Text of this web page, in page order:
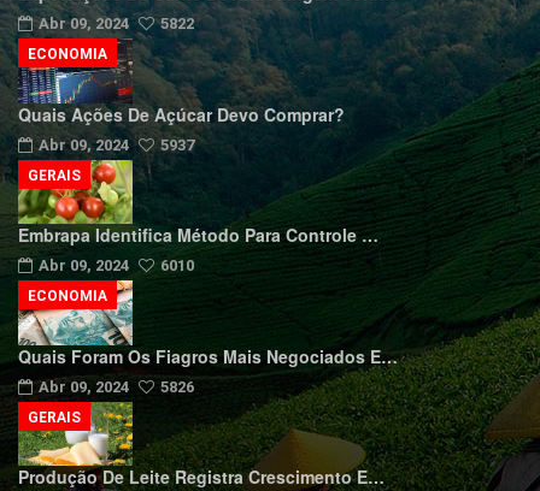
Abr 09, 2024 5822
Quais Ações De Açúcar Devo Comprar?
Abr 09, 2024 5937
ECONOMIA
Embrapa Identifica Método Para Controle …
Abr 09, 2024 6010
GERAIS
Quais Foram Os Fiagros Mais Negociados E…
Abr 09, 2024 5826
ECONOMIA
Produção De Leite Registra Crescimento E…
GERAIS